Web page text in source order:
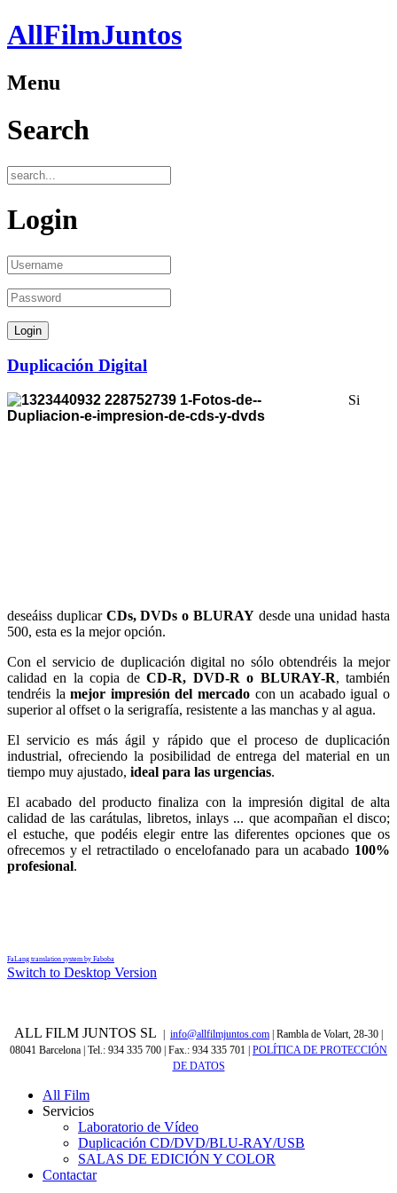
AllFilmJuntos
Menu
Search
Login
Duplicación Digital
Si
deseáiss duplicar CDs, DVDs o BLURAYdesde una unidad hasta
500, esta es la mejor opción.
Con el servicio de duplicación digital no sólo obtendréis la mejor
calidad en la copia deCD-R, DVD-R o BLURAY-R, también
tendréis lamejor impresión del mercado con un acabado igual o
superior al offset o la serigrafía, resistente a las manchas y al agua.
El servicio es más ágil y rápido que el proceso de duplicación
industrial, ofreciendo la posibilidad de entrega del material en un
tiempo muy ajustado, ideal para las urgencias.
El acabado del producto finaliza con la impresión digital de alta
calidad de las carátulas, libretos, inlays ... que acompañan el disco;
el estuche, que podéis elegir entre las diferentes opciones que os
ofrecemos y el retractilado o encelofanado para un acabado 100%
profesional.
FaLang translation system by Faboba
Switch to Desktop Version
ALL FILM JUNTOS SL info@allfilmjuntos.com | Rambla de Volart, 28-30 |
08041 Barcelona | Tel.: 934 335 700 | Fax.: 934 335 701 POLÍTICA DE PROTECCIÓN
DE DATOS
All Film
Servicios
Laboratorio de Vídeo
Duplicación CD/DVD/BLU-RAY/USB
SALAS DE EDICIÓN Y COLOR
Contactar